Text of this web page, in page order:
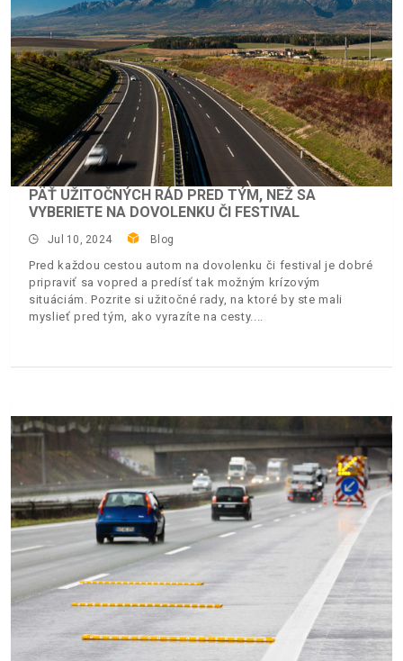
PÄŤ UŽITOČNÝCH RÁD PRED TÝM, NEŽ SA
VYBERIETE NA DOVOLENKU ČI FESTIVAL
Jul 10, 2024 Blog
Pred každou cestou autom na dovolenku či festival je dobré
pripraviť sa vopred a predísť tak možným krízovým
situáciám. Pozrite si užitočné rady, na ktoré by ste mali
myslieť pred tým, ako vyrazíte na cesty.